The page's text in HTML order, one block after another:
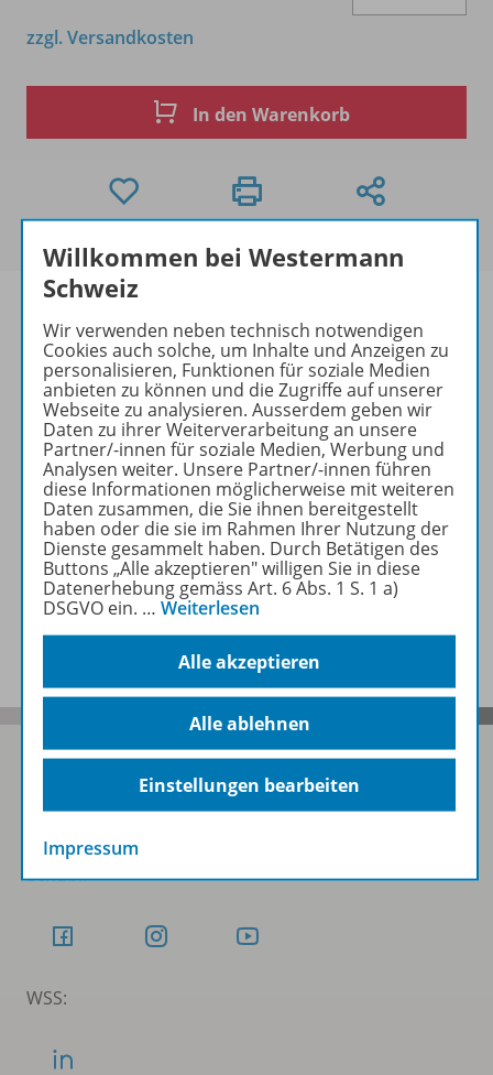
zzgl. Versandkosten
In den Warenkorb
Produktinformationen
Beschreibung
Zugehörige Produkte
Benachrichtigungs-Service
Folgen Sie uns auf Social Media
Schubi:
WSS:
Willkommen bei Westermann
Schweiz
Wir verwenden neben technisch notwendigen
Cookies auch solche, um Inhalte und Anzeigen zu
personalisieren, Funktionen für soziale Medien
anbieten zu können und die Zugriffe auf unserer
Webseite zu analysieren. Ausserdem geben wir
Daten zu ihrer Weiterverarbeitung an unsere
Partner/-innen für soziale Medien, Werbung und
Analysen weiter. Unsere Partner/-innen führen
diese Informationen möglicherweise mit weiteren
Daten zusammen, die Sie ihnen bereitgestellt
haben oder die sie im Rahmen Ihrer Nutzung der
Dienste gesammelt haben. Durch Betätigen des
Buttons „Alle akzeptieren" willigen Sie in diese
Datenerhebung gemäss Art. 6 Abs. 1 S. 1 a)
DSGVO ein. … Weiterlesen
Alle akzeptieren
Alle ablehnen
Einstellungen bearbeiten
Impressum